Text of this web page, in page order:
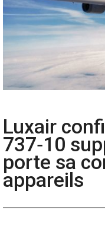
Luxair
737‑10
porte sa
appareils